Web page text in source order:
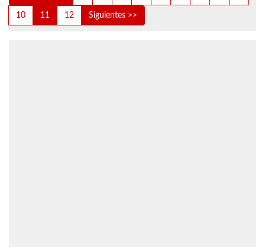
10 11 12 Siguientes >>